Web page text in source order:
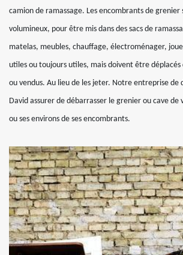
camion de ramassage. Les encombrants de
volumineux, pour être mis dans des sacs de
matelas, meubles, chauffage, électroménager,
utiles ou toujours utiles, mais doivent être déplacés
ou vendus. Au lieu de les jeter. Notre entreprise de
David assurer de débarrasser le grenier ou cave
ou ses environs de ses encombrants.